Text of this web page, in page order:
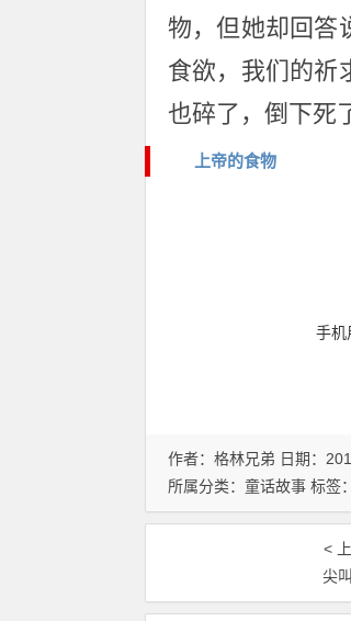
物，但她却回答
食欲，我们的祈
也碎了，倒下死
上帝的食物
手机
作者：格林兄弟 日期：
所属分类： 童话故事 标签：
<
尖